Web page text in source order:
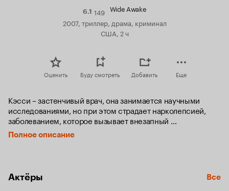
6.1Рейтинг
149 Wide Awake
2007, триллер, драма, криминал
США, 2 ч
Оценить Буду смотреть Добавить Еще
Кэсси – застенчивый врач, она занимается научными
исследованиями, но при этом страдает нарколепсией,
заболеванием, которое вызывает внезапный
бесконтрольный сон. Вместе со своими коллегами,
докторами Эйнин и Конзелман, она входит в состав
тот день, когда лекарство уже готово, Кэсси знакомится с
Робертом Тернером - репортером, который готовит
Полное описание
Актёры Все